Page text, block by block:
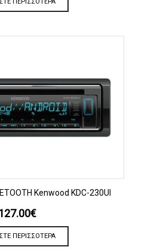
ΠΕΡΙΣΣΌΤΕΡΑ
Kenwood KDC-230UI
€
ΠΕΡΙΣΣΌΤΕΡΑ